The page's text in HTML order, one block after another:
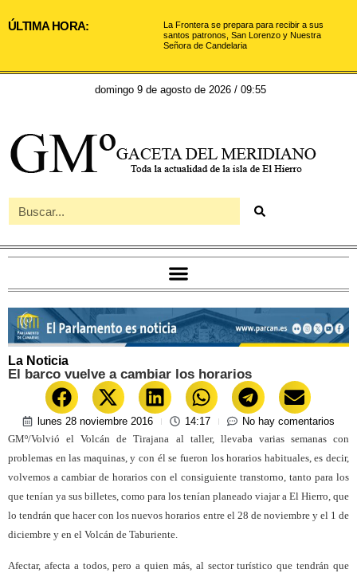
ÚLTIMA HORA:
La Frontera se prepara para recibir a sus
santos patronos, San Lorenzo y Nuestra
Señora de Candelaria
domingo 9 de agosto de 2026 / 09:55
La Noticia
El barco vuelve a cambiar los horarios
lunes 28 noviembre 2016 14:17
No hay comentarios
GMº/Volvió el Volcán de Tirajana al taller, llevaba varias semanas con
problemas en las maquinas, y con él se fueron los horarios habituales, es decir,
volvemos a cambiar de horarios con el consiguiente transtorno, tanto para los
que tenían ya sus billetes, como para los tenían planeado viajar a El Hierro, que
lo tendrán que hacer con los nuevos horarios entre el 28 de noviembre y el 1 de
diciembre y en el Volcán de Taburiente.
Afectar, afecta a todos, pero a quien más, al sector turístico que tendrán que